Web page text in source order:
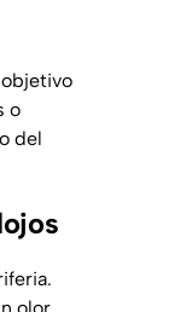
o
del